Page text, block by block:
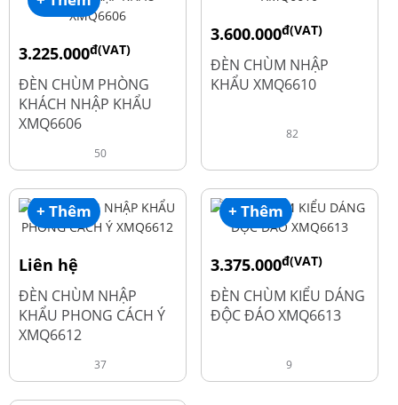
3.225.000đ(VAT)
4.300.000
ĐÈN CHÙM PHÒNG
KHÁCH NHẬP KHẨU
XMQ6606
50
3.600.000đ(VAT)
4.800.000
ĐÈN CHÙM NHẬP
KHẨU XMQ6610
82
+ Thêm
Liên hệ
ĐÈN CHÙM NHẬP
KHẨU PHONG CÁCH Ý
XMQ6612
37
+ Thêm
3.375.000đ(VAT)
4.500.000
ĐÈN CHÙM KIỂU DÁNG
ĐỘC ĐÁO XMQ6613
9